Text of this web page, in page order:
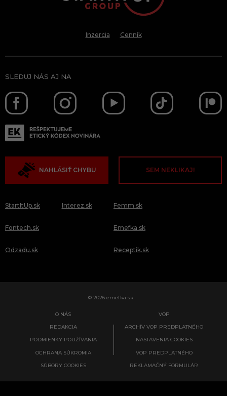
Inzercia Cenník
SLEDUJ NÁS AJ NA
NAHLÁSIŤ CHYBU SEM NEKLIKAJ!
StartItUp.sk
Fontech.sk
Odzadu.sk
Interez.sk Femm.sk
Emefka.sk
Receptik.sk
© 2026 emefka.sk
O NÁS
REDAKCIA
PODMIENKY POUŽÍVANIA
OCHRANA SÚKROMIA
SÚBORY COOKIES
VOP
ARCHÍV VOP PREDPLATNÉHO
NASTAVENIA COOKIES
VOP PREDPLATNÉHO
REKLAMAČNÝ FORMULÁR